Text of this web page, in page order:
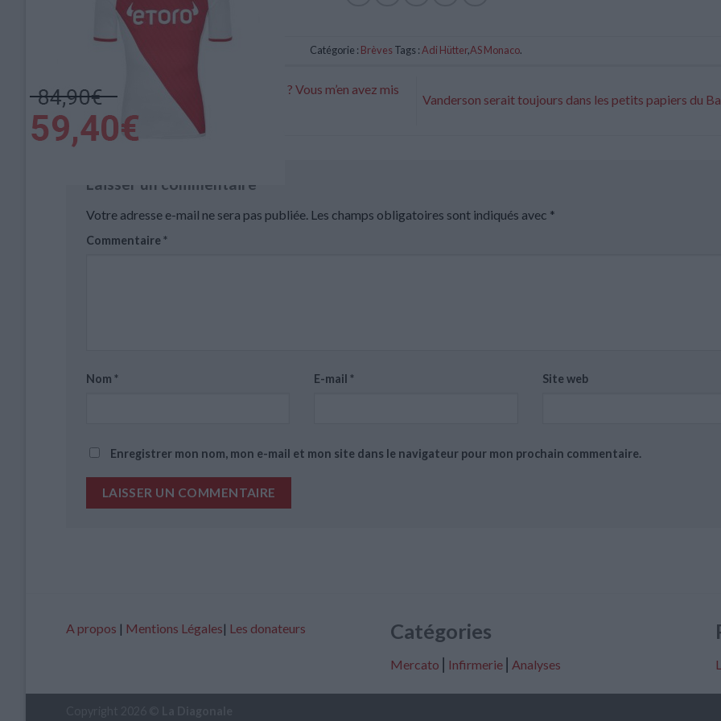
Catégorie : BrèvesTags :Adi Hütter,AS Monaco.
Hütter à la presse : « De la pression ? Vous m’en avez mis
dans vos articles »
Vanderson serait toujours dans les petits papiers du
Laisser un commentaire
Votre adresse e-mail ne sera pas publiée. Les champs obligatoires sont indiqués avec *
Commentaire*
Nom * E-mail* Site web
Enregistrer mon nom, mon e-mail et mon site dans le navigateur pour mon prochain commentaire.
A propos | Mentions Légales| Les donateurs Catégories
Mercato Infirmerie Analyses